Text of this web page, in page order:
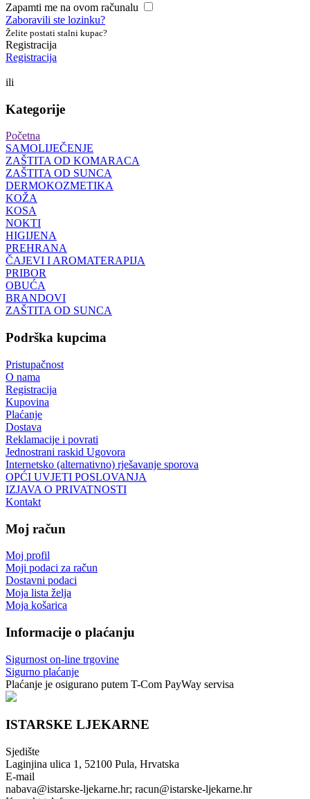
Zapamti me na ovom računalu
Zaboravili ste lozinku?
Želite postati stalni kupac?
Registracija
Registracija
ili
Kategorije
Početna
SAMOLIJEČENJE
ZAŠTITA OD KOMARACA
ZAŠTITA OD SUNCA
DERMOKOZMETIKA
KOŽA
KOSA
NOKTI
HIGIJENA
PREHRANA
ČAJEVI I AROMATERAPIJA
PRIBOR
OBUĆA
BRANDOVI
ZAŠTITA OD SUNCA
Podrška kupcima
Pristupačnost
O nama
Registracija
Kupovina
Plaćanje
Dostava
Reklamacije i povrati
Jednostrani raskid Ugovora
Internetsko (alternativno) rješavanje sporova
OPĆI UVJETI POSLOVANJA
IZJAVA O PRIVATNOSTI
Kontakt
Moj račun
Moj profil
Moji podaci za račun
Dostavni podaci
Moja lista želja
Moja košarica
Informacije o plaćanju
Sigurnost on-line trgovine
Sigurno plaćanje
Plaćanje je osigurano putem T-Com PayWay servisa
ISTARSKE LJEKARNE
Sjedište
Laginjina ulica 1, 52100 Pula, Hrvatska
E-mail
nabava@istarske-ljekarne.hr; racun@istarske-ljekarne.hr